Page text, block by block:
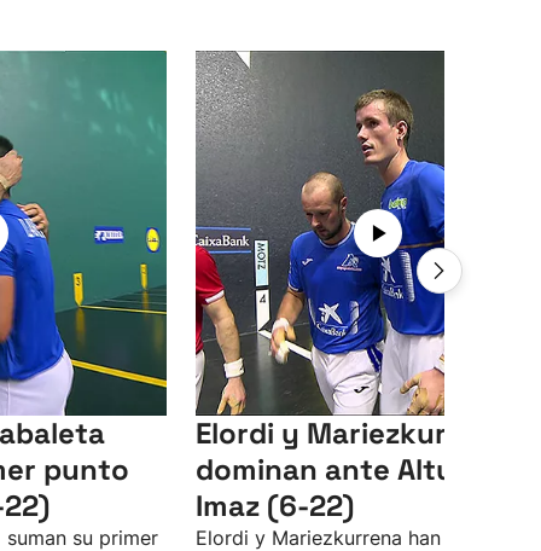
punto
su primer
Elordi y Mariezkurrena
dominan ante Altuna e
Imaz (6-22)
Elordi y Mariezkurrena han superado